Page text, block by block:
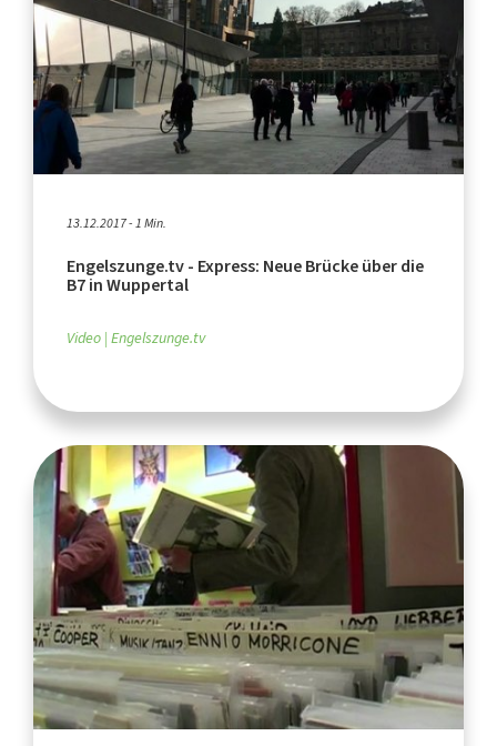
13.12.2017 - 1 Min.
Engelszunge.tv - Express: Neue Brücke über die
B7 in Wuppertal
Video Engelszunge.tv